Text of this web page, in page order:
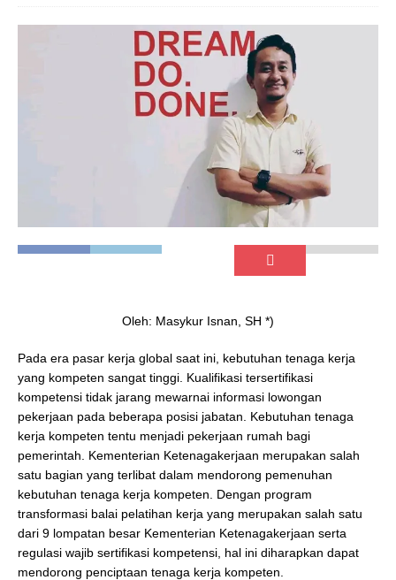
Oleh: Masykur Isnan, SH *)
Pada era pasar kerja global saat ini, kebutuhan tenaga kerja
yang kompeten sangat tinggi. Kualifikasi tersertifikasi
kompetensi tidak jarang mewarnai informasi lowongan
pekerjaan pada beberapa posisi jabatan. Kebutuhan tenaga
kerja kompeten tentu menjadi pekerjaan rumah bagi
pemerintah. Kementerian Ketenagakerjaan merupakan salah
satu bagian yang terlibat dalam mendorong pemenuhan
kebutuhan tenaga kerja kompeten. Dengan program
transformasi balai pelatihan kerja yang merupakan salah satu
dari 9 lompatan besar Kementerian Ketenagakerjaan serta
regulasi wajib sertifikasi kompetensi, hal ini diharapkan dapat
mendorong penciptaan tenaga kerja kompeten.